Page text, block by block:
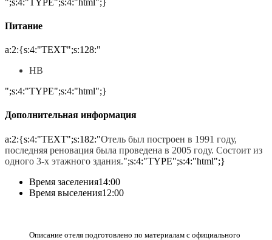
Питание
a:2:{s:4:"TEXT";s:128:"
HB
";s:4:"TYPE";s:4:"html";}
Дополнительная информация
a:2:{s:4:"TEXT";s:182:"Отель был построен в 1991 году,
последняя реновация была проведена в 2005 году. Состоит из
одного 3-х этажного здания.";s:4:"TYPE";s:4:"html";}
Время заселения14:00
Время выселения12:00
Описание отеля подготовлено по материалам с официального